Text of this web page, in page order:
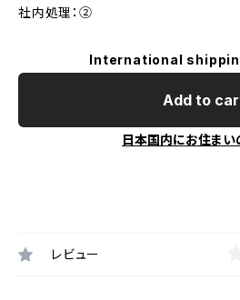
社内処理：②
International
Add to
日本国内にお住まい
レビュー